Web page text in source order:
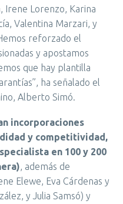
Irene Lorenzo, Karina
Valentina Marzari, y
reforzado el
y apostamos
que hay plantilla
ha señalado el
Alberto Simó.
incorporaciones
y competitividad,
en 100 y 200
, además de
Elewe, Eva Cárdenas y
y Julia Samsó) y